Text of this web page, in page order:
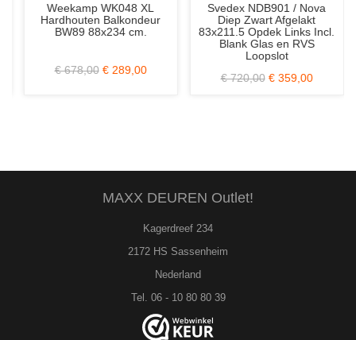
Weekamp WK048 XL
Hardhouten Balkondeur
BW89 88x234 cm.
€ 678,00 € 289,00
Svedex NDB901 / Nova
Diep Zwart Afgelakt
83x211.5 Opdek Links Incl.
Blank Glas en RVS
Loopslot
€ 720,00 € 359,00
MAXX DEUREN Outlet!
Kagerdreef 234
2172 HS Sassenheim
Nederland
Tel. 06 - 10 80 80 39